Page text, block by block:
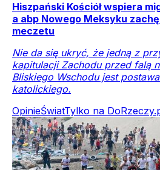
Hiszpański Kościół wspiera
a abp Nowego Meksyku
meczetu
Nie da się ukryć, że jedną z
kapitulacji Zachodu przed falą
Bliskiego Wschodu jest postawa
katolickiego.
OpinieŚwiatTylko na